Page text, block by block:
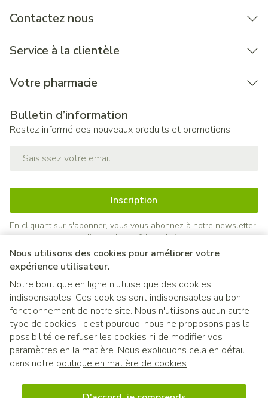
Nous utilisons des cookies pour améliorer votre
expérience utilisateur.
Notre boutique en ligne n'utilise que des cookies
indispensables. Ces cookies sont indispensables au bon
fonctionnement de notre site. Nous n'utilisons aucun autre
type de cookies ; c'est pourquoi nous ne proposons pas la
possibilité de refuser les cookies ni de modifier vos
paramètres en la matière. Nous expliquons cela en détail
dans notre politique en matière de cookies
Contactez nous
Service à la clientèle
Votre pharmacie
Bulletin d’information
Restez informé des nouveaux produits et promotions
Inscription
En cliquant sur s'abonner, vous vous abonnez à notre newsletter
et acceptez notrepolitique de confidentialité.
Liens légaux